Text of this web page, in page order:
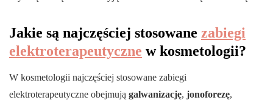
Jakie są najczęściej stosowane zabiegi
elektroterapeutyczne w kosmetologii?
W kosmetologii najczęściej stosowane zabiegi
elektroterapeutyczne obejmują galwanizację, jonoforezę,